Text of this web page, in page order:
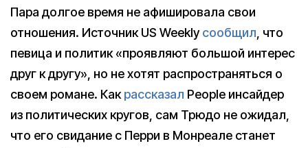
Пара долгое время не афишировала свои
отношения. Источник US Weeklyсообщил , что
певица и политик «проявляют большой интерес
друг к другу», но не хотят распространяться о
своем романе. Какрассказал People инсайдер
из политических кругов, сам Трюдо не ожидал,
что его свидание с Перри в Монреале станет